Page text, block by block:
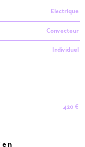
Electrique
Convecteur
Individuel
420 €